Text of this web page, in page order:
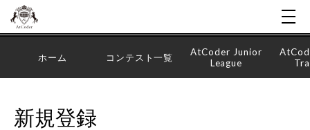
ホーム コンテスト一覧
AtCoder Junior
League
新規登録